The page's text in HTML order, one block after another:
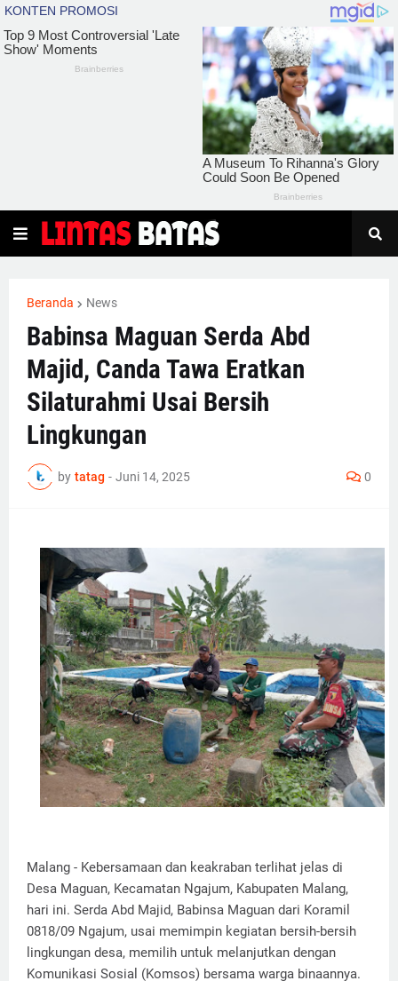
Beranda News
Babinsa Maguan Serda Abd
Majid, Canda Tawa Eratkan
Silaturahmi Usai Bersih
Lingkungan
by tatag - Juni 14, 2025 0
Malang - Kebersamaan dan keakraban terlihat jelas di
Desa Maguan, Kecamatan Ngajum, Kabupaten Malang,
hari ini. Serda Abd Majid, Babinsa Maguan dari Koramil
0818/09 Ngajum, usai memimpin kegiatan bersih-bersih
lingkungan desa, memilih untuk melanjutkan dengan
Komunikasi Sosial (Komsos) bersama warga binaannya.